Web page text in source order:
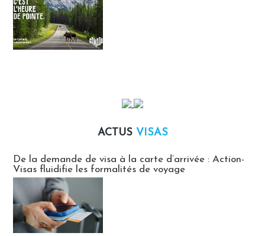
ACTUS VISAS
De la demande de visa à la carte d’arrivée : Action-
Visas fluidifie les formalités de voyage